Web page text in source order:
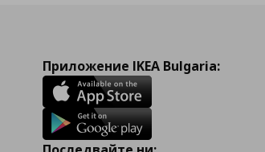
Приложение IKEA Bulgaria: